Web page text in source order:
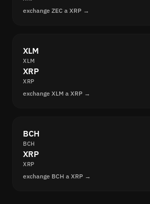
exchange ZEC a XRP →
XLM
XLM
XRP
XRP
exchange XLM a XRP →
BCH
BCH
XRP
XRP
exchange BCH a XRP →